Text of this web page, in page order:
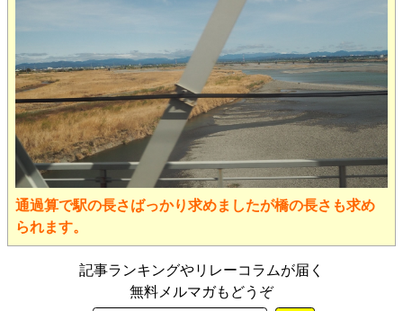
通過算で駅の長さばっかり求めましたが橋の長さも求め
られます。
記事ランキングやリレーコラムが届く
無料メルマガもどうぞ